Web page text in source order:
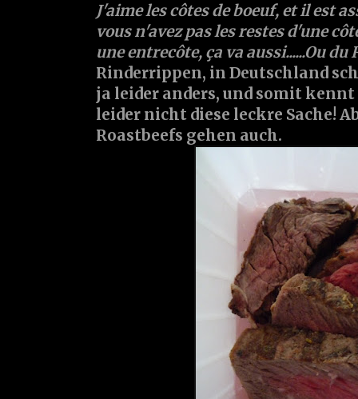
J'aime les côtes de boeuf, et il est
vous n'avez pas les restes d'une
une entrecôte, ça va aussi......Ou du
Rinderrippen, in Deutschland
ja leider anders, und somit
leider nicht diese leckre Sache!
Roastbeefs gehen auch.